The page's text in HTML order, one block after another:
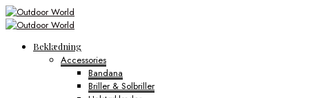
Beklædning
Accessories
Bandana
Briller & Solbriller